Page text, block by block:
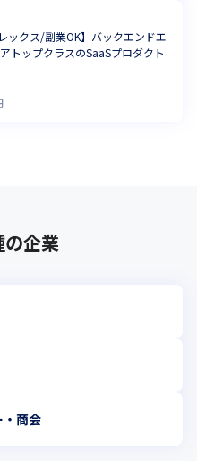
ックス/副業OK】バックエンドエ
トップクラスのSaaSプロダクト
の企業
商会